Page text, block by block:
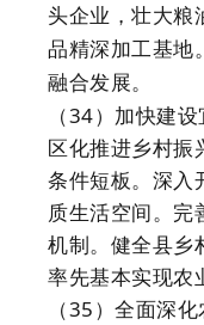
头企业，壮大粮
品精深加工基地
融合发展。
（34）加快建
区化推进乡村振
条件短板。深入
质生活空间。
机制。健全县乡
率先基本实现农
（35）全面深